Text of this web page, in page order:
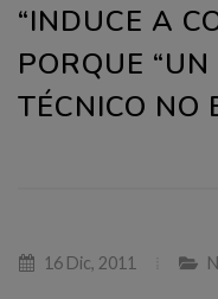
“INDUCE A
PORQUE
TÉCNICO NO
16 Dic, 2011